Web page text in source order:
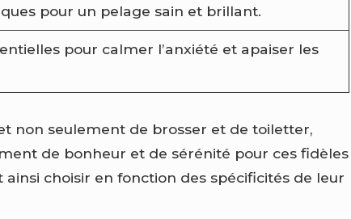
pour un pelage sain et brillant.
pour calmer l’anxiété et apaiser les
non seulement de brosser et de toiletter,
de bonheur et de sérénité pour ces fidèles
choisir en fonction des spécificités de leur